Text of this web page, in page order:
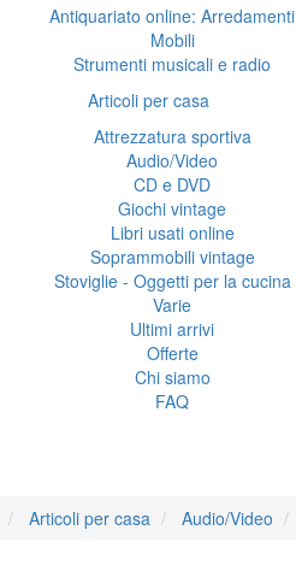
Antiquariato online: Arredamenti
Mobili
Strumenti musicali e radio
Articoli per casa
Attrezzatura sportiva
Audio/Video
CD e DVD
Giochi vintage
Libri usati online
Soprammobili vintage
Stoviglie - Oggetti per la cucina
Varie
Ultimi arrivi
Offerte
Chi siamo
FAQ
Articoli per casa Audio/Video